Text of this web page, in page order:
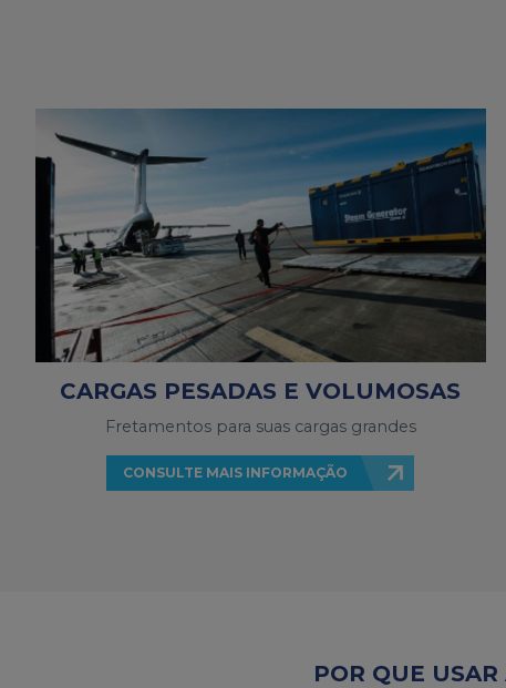
CARGAS PESADAS E VOLUMOSAS
Fretamentos para suas cargas grandes
CONSULTE MAIS INFORMAÇÃO
POR QUE